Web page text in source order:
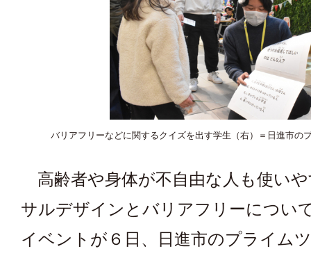
バリアフリーなどに関するクイズを出す学生（右）＝日進市の
高齢者や身体が不自由な人も使い
サルデザインとバリアフリーについ
イベントが６日、日進市のプライム